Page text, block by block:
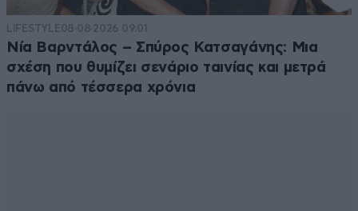
LIFESTYLE08·08·2026 09:01
Νία Βαρντάλος – Σπύρος Κατσαγάνης: Μια
σχέση που θυμίζει σενάριο ταινίας και μετρά
πάνω από τέσσερα χρόνια